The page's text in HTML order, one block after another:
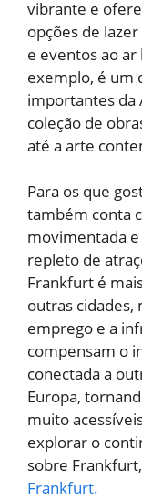
vibrante e
opções de
e eventos ao ar
exemplo, é um
importantes da
coleção de
até a arte
Para os que
também conta
movimentada
repleto de
Frankfurt é
outras cidades,
emprego e a
compensam o
conectada a
Europa,
muito
explorar o
sobre
Frankfurt.